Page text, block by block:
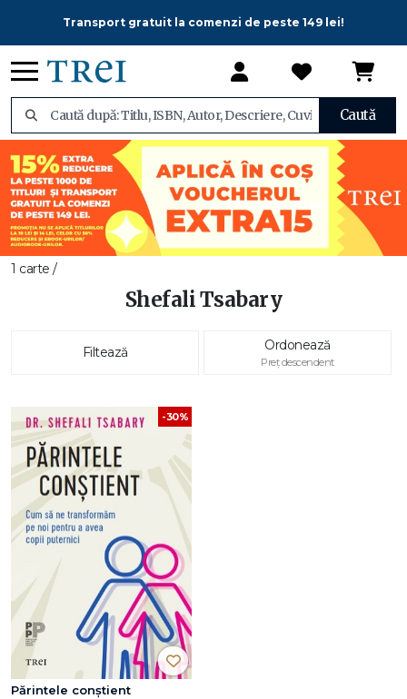
Transport gratuit la comenzi de peste 149 lei!
Caută
1 carte /
Shefali Tsabary
Filtează Ordonează
Preț descendent
-30%
Părintele conştient